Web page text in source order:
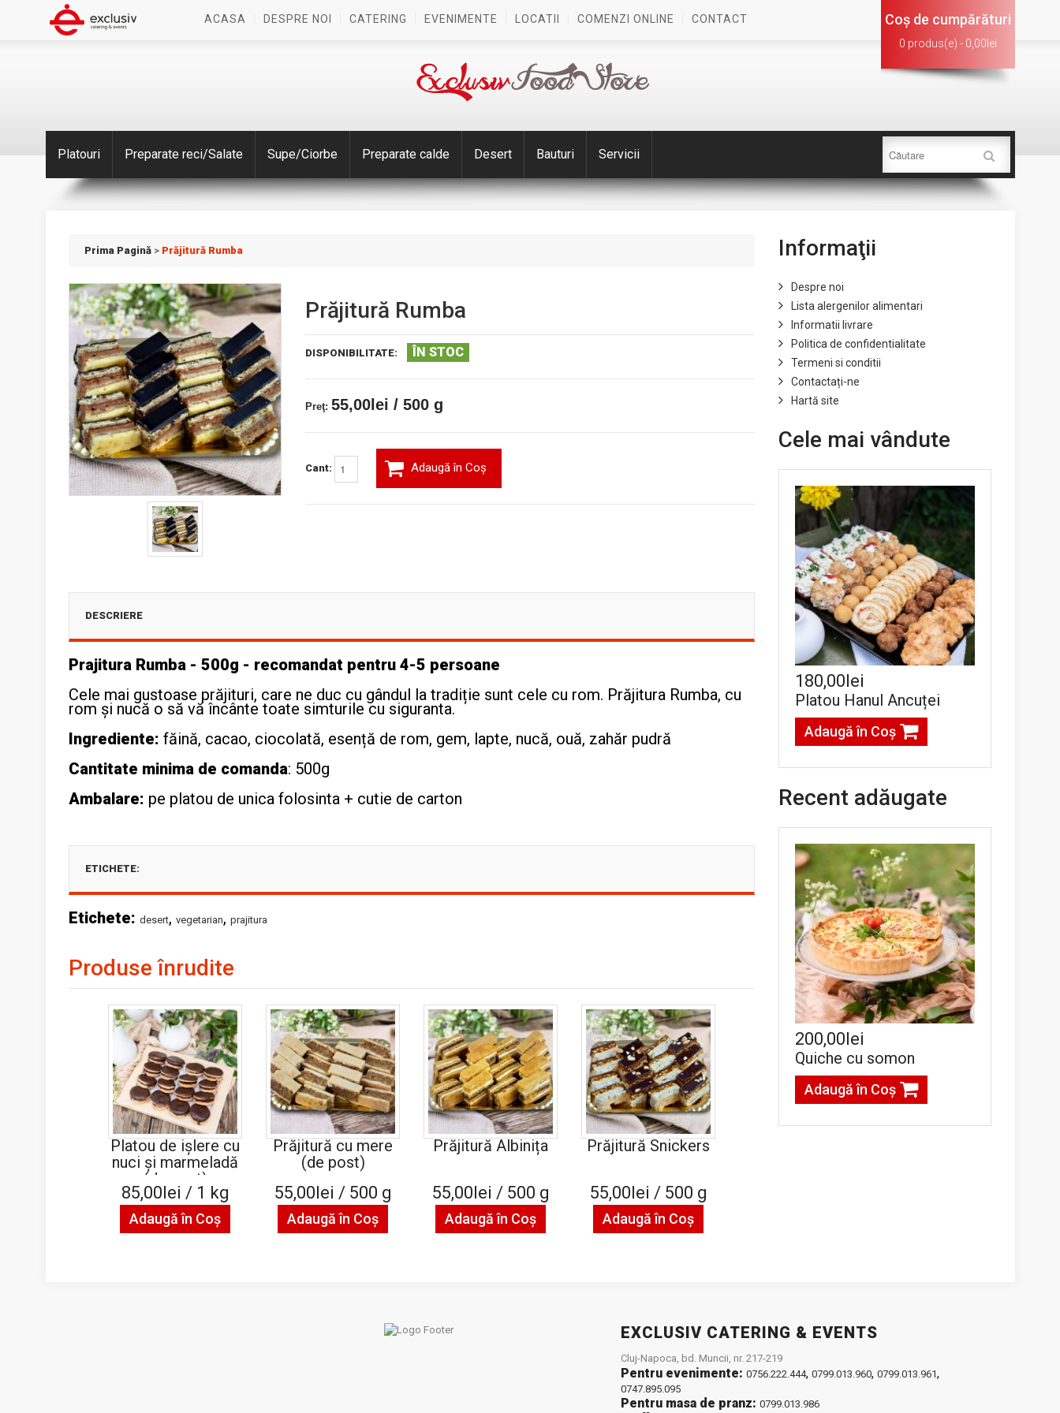
Coş de cumpărături
0 produs(e) - 0,00lei
ACASA DESPRE NOI CATERING EVENIMENTE LOCATII COMENZI ONLINE CONTACT
Platouri Preparate reci/Salate Supe/Ciorbe Preparate calde Desert Bauturi Servicii
Prima Pagină > Prăjitură Rumba
Prăjitură Rumba
DISPONIBILITATE: ÎN STOC
Preţ: 55,00lei / 500 g
Cant: Adaugă în Coş
DESCRIERE
Prajitura Rumba - 500g - recomandat pentru 4-5 persoane
Cele mai gustoase prăjituri, care ne duc cu gândul la tradiție sunt cele cu rom. Prăjitura Rumba, cu
rom și nucă o să vă încânte toate simturile cu siguranta.
Ingrediente: făină, cacao, ciocolată, esență de rom, gem, lapte, nucă, ouă, zahăr pudră
Cantitate minima de comanda: 500g
Ambalare: pe platou de unica folosinta + cutie de carton
ETICHETE:
Etichete: desert, vegetarian, prajitura
Produse înrudite
Platou de ișlere cu
nuci și marmeladă
(de post)
85,00lei / 1 kg
Adaugă în Coş
Prăjitură cu mere
(de post)
55,00lei / 500 g
Adaugă în Coş
Prăjitură Albinița
55,00lei / 500 g
Adaugă în Coş
Prăjitură Snickers
55,00lei / 500 g
Adaugă în Coş
Informaţii
Despre noi
Lista alergenilor alimentari
Informatii livrare
Politica de confidentialitate
Termeni si conditii
Contactați-ne
Hartă site
Cele mai vândute
180,00lei
Platou Hanul Ancuței
Adaugă în Coş
Recent adăugate
200,00lei
Quiche cu somon
Adaugă în Coş
EXCLUSIV CATERING & EVENTS
Cluj-Napoca, bd. Muncii, nr. 217-219
Pentru evenimente: 0756.222.444, 0799.013.960, 0799.013.961,
0747.895.095
Pentru masa de pranz: 0799.013.986